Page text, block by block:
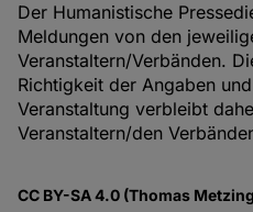
Der Humanistische
Meldungen von den
Veranstaltern/Verbänden.
Richtigkeit der Angaben
Veranstaltung verbleibt
Veranstaltern/den
CC BY-SA 4.0 (Thomas